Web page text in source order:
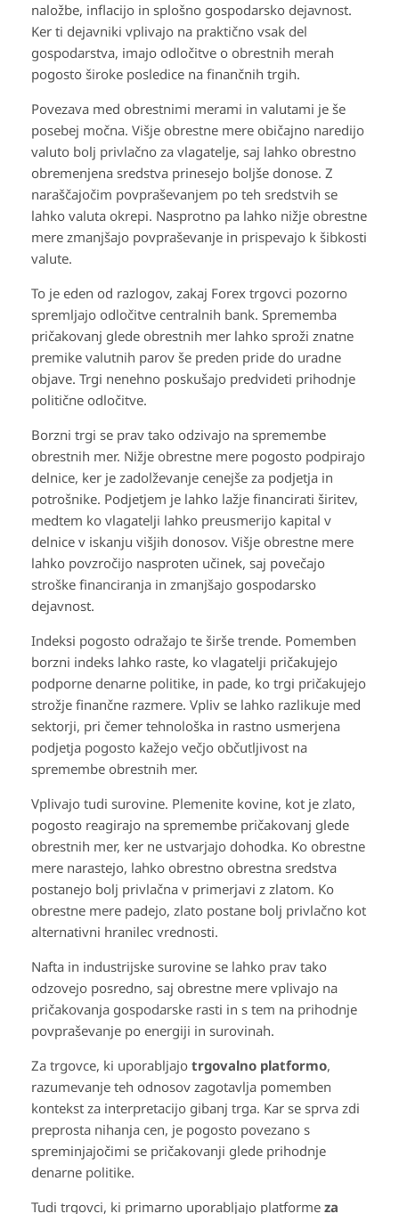
naložbe, inflacijo in splošno gospodarsko dejavnost.
Ker ti dejavniki vplivajo na praktično vsak del
gospodarstva, imajo odločitve o obrestnih merah
pogosto široke posledice na finančnih trgih.
Povezava med obrestnimi merami in valutami je še
posebej močna. Višje obrestne mere običajno naredijo
valuto bolj privlačno za vlagatelje, saj lahko obrestno
obremenjena sredstva prinesejo boljše donose. Z
naraščajočim povpraševanjem po teh sredstvih se
lahko valuta okrepi. Nasprotno pa lahko nižje obrestne
mere zmanjšajo povpraševanje in prispevajo k šibkosti
valute.
To je eden od razlogov, zakaj Forex trgovci pozorno
spremljajo odločitve centralnih bank. Sprememba
pričakovanj glede obrestnih mer lahko sproži znatne
premike valutnih parov še preden pride do uradne
objave. Trgi nenehno poskušajo predvideti prihodnje
politične odločitve.
Borzni trgi se prav tako odzivajo na spremembe
obrestnih mer. Nižje obrestne mere pogosto podpirajo
delnice, ker je zadolževanje cenejše za podjetja in
potrošnike. Podjetjem je lahko lažje financirati širitev,
medtem ko vlagatelji lahko preusmerijo kapital v
delnice v iskanju višjih donosov. Višje obrestne mere
lahko povzročijo nasproten učinek, saj povečajo
stroške financiranja in zmanjšajo gospodarsko
dejavnost.
Indeksi pogosto odražajo te širše trende. Pomemben
borzni indeks lahko raste, ko vlagatelji pričakujejo
podporne denarne politike, in pade, ko trgi pričakujejo
strožje finančne razmere. Vpliv se lahko razlikuje med
sektorji, pri čemer tehnološka in rastno usmerjena
podjetja pogosto kažejo večjo občutljivost na
spremembe obrestnih mer.
Vplivajo tudi surovine. Plemenite kovine, kot je zlato,
pogosto reagirajo na spremembe pričakovanj glede
obrestnih mer, ker ne ustvarjajo dohodka. Ko obrestne
mere narastejo, lahko obrestno obrestna sredstva
postanejo bolj privlačna v primerjavi z zlatom. Ko
obrestne mere padejo, zlato postane bolj privlačno kot
alternativni hranilec vrednosti.
Nafta in industrijske surovine se lahko prav tako
odzovejo posredno, saj obrestne mere vplivajo na
pričakovanja gospodarske rasti in s tem na prihodnje
povpraševanje po energiji in surovinah.
Za trgovce, ki uporabljajo trgovalno platformo,
razumevanje teh odnosov zagotavlja pomemben
kontekst za interpretacijo gibanj trga. Kar se sprva zdi
preprosta nihanja cen, je pogosto povezano s
spreminjajočimi se pričakovanji glede prihodnje
denarne politike.
Tudi trgovci, ki primarno uporabljajo platforme za